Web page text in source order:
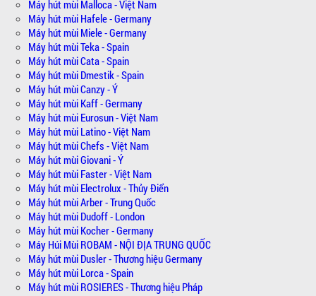
Máy hút mùi Malloca - Việt Nam
Máy hút mùi Hafele - Germany
Máy hút mùi Miele - Germany
Máy hút mùi Teka - Spain
Máy hút mùi Cata - Spain
Máy hút mùi Dmestik - Spain
Máy hút mùi Canzy - Ý
Máy hút mùi Kaff - Germany
Máy hút mùi Eurosun - Việt Nam
Máy hút mùi Latino - Việt Nam
Máy hút mùi Chefs - Việt Nam
Máy hút mùi Giovani - Ý
Máy hút mùi Faster - Việt Nam
Máy hút mùi Electrolux - Thủy Điển
Máy hút mùi Arber - Trung Quốc
Máy hút mùi Dudoff - London
Máy hút mùi Kocher - Germany
Máy Húi Mùi ROBAM - NỘI ĐỊA TRUNG QUỐC
Máy hút mùi Dusler - Thương hiệu Germany
Máy hút mùi Lorca - Spain
Máy hút mùi ROSIERES - Thương hiệu Pháp